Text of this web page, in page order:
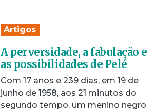
Artigos
A perversidade, a fabulação e
as possibilidades de Pelé
Com 17 anos e 239 dias, em 19 de
junho de 1958, aos 21 minutos do
segundo tempo, um menino negro